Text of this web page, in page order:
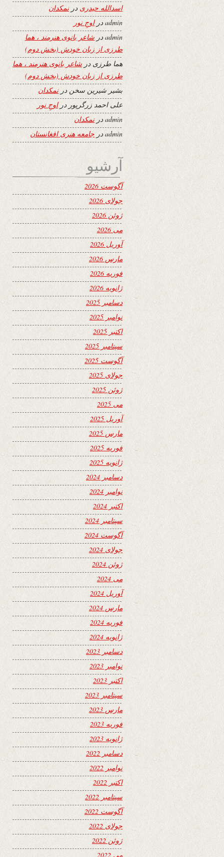
اسدالله حیدری درنمکدان
adminدراوجِ نور
adminدر شاعر بانوی هنرمند ، هما
طرزی از زبان خودش (بخش دوم)
هما طرزی در شاعر بانوی هنرمند ، هما
طرزی از زبان خودش (بخش دوم)
بشیر شیرین سخن درنمکدان
علی احمد زرگرپور دراوجِ نور
adminدرنمکدان
admin در جامعه هنری افغانستان
آرشیو
آگوست 2026
جولای 2026
ژوئن 2026
می 2026
آوریل 2026
مارس 2026
فوریه 2026
ژانویه 2026
دسامبر 2025
نوامبر 2025
اکتبر 2025
سپتامبر 2025
آگوست 2025
جولای 2025
ژوئن 2025
می 2025
آوریل 2025
مارس 2025
فوریه 2025
ژانویه 2025
دسامبر 2024
نوامبر 2024
اکتبر 2024
سپتامبر 2024
آگوست 2024
جولای 2024
ژوئن 2024
می 2024
آوریل 2024
مارس 2024
فوریه 2024
ژانویه 2024
دسامبر 2023
نوامبر 2023
اکتبر 2023
سپتامبر 2023
مارس 2023
فوریه 2023
ژانویه 2023
دسامبر 2022
نوامبر 2022
اکتبر 2022
سپتامبر 2022
آگوست 2022
جولای 2022
ژوئن 2022
می 2022